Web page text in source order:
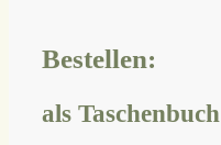
Bestellen:
als Taschenbuch